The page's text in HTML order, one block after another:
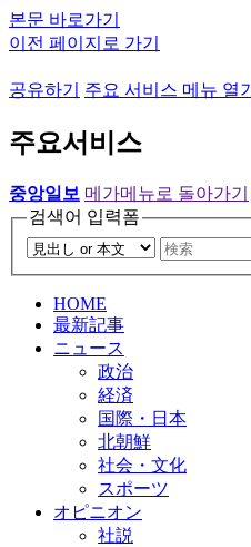
본문 바로가기
이전 페이지로 가기
공유하기 주요 서비스 메뉴 열기
주요서비스
중앙일보 메가메뉴로 돌아가기
검색어 입력폼
HOME
最新記事
ニュース
政治
経済
国際・日本
北朝鮮
社会・文化
スポーツ
オピニオン
社説